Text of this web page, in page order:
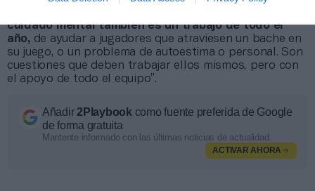
cuidado mental también es un trabajo de todo el
año, de ayudar a jugadores que atraviesen un bache en
su juego, o un problema de autoestima o personal. Son
cuestiones que deben trabajar ellos mismos, pero con
el apoyo de todo el equipo”.
Añadir2Playbook como fuente preferida de Google
de forma gratuita
Mantente informado con las últimas noticias de actualidad.
ACTIVAR AHORA